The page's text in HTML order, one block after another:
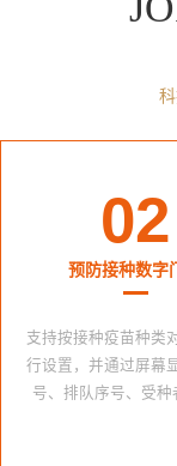
02
预防接种数字
支持按接种疫苗种类
行设置，并通过屏幕
号、排队序号、受